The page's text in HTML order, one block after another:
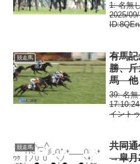
1: 名無
2025/
9月10
競走馬
有馬
勝、
馬 他
39: 名無
イント
ー（8着
競走馬
共同
→皐月